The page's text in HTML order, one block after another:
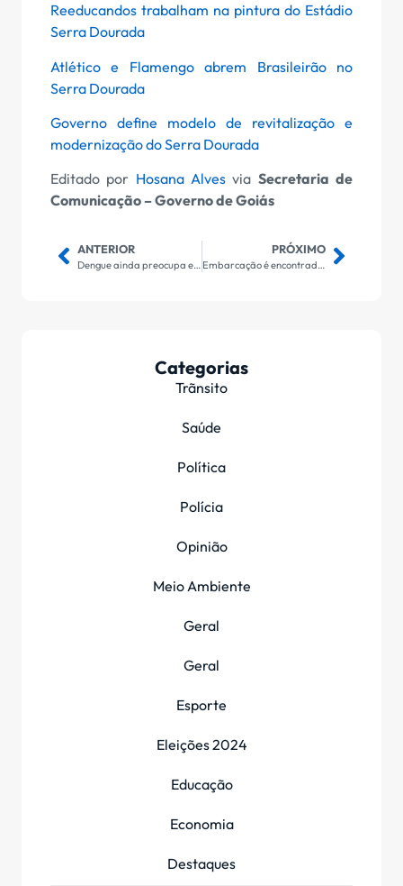
Reeducandos trabalham na pintura do Estádio
Serra Dourada
Atlético e Flamengo abrem Brasileirão no
Serra Dourada
Governo define modelo de revitalização e
modernização do Serra Dourada
Editado por Hosana Alves via Secretaria de
Comunicação – Governo de Goiás
ANTERIOR
Dengue ainda preocupa e estado pede ajuda no combate ao Aedes aegypti
PRÓXIMO
Embarcação é encontrada no Pará com vários corpos em decomposição
Categorias
Trãnsito
Saúde
Política
Polícia
Opinião
Meio Ambiente
Geral
Geral
Esporte
Eleições 2024
Educação
Economia
Destaques